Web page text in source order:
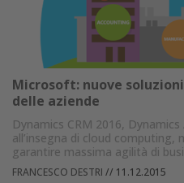
Microsoft: nuove
delle aziende
Dynamics CRM 2016,
all’insegna di cloud computing,
garantire massima agilità di
FRANCESCO DESTRI // 11.12.2015